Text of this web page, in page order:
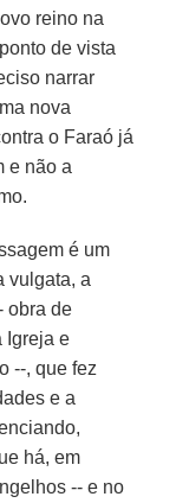
reino na
de vista
narrar
nova
o Faraó já
e não a
é um
vulgata, a
obra de
Igreja e
--, que fez
e a
há, em
-- e no